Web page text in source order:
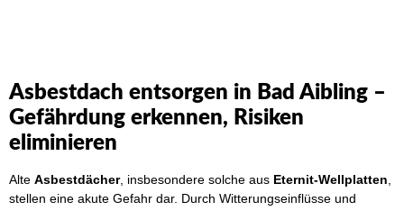
Asbestdach entsorgen in Bad Aibling –
Gefährdung erkennen, Risiken
eliminieren
Alte Asbestdächer, insbesondere solche aus Eternit-Wellplatten
stellen eine akute Gefahr dar. Durch Witterungseinflüsse und